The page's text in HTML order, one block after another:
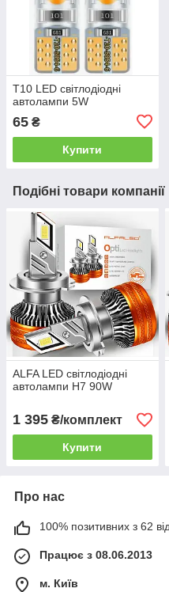
T10 LED світлодіодні
автолампи 5W
65 ₴
Купити
Подібні товари компанії
ALFA LED світлодіодні
автолампи H7 90W
1 395 ₴/комплект
Купити
Про нас
100% позитивних з 62
Працює з 08.06.2013
м. Київ